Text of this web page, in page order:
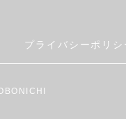
プライバシーポリシ